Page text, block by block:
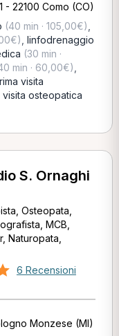
- 22100 Como (CO)
(40 min · 105,00€)
linfodrenaggio
(30 min ·
min · 60,00€)
visita
visita osteopatica
S. Ornaghi
Osteopata,
MCB,
Naturopata,
6 Recensioni
Monzese (MI)